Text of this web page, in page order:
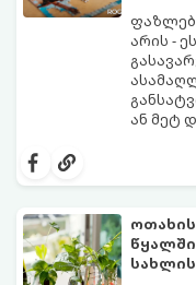
არის -
ან მეტ
სახლის